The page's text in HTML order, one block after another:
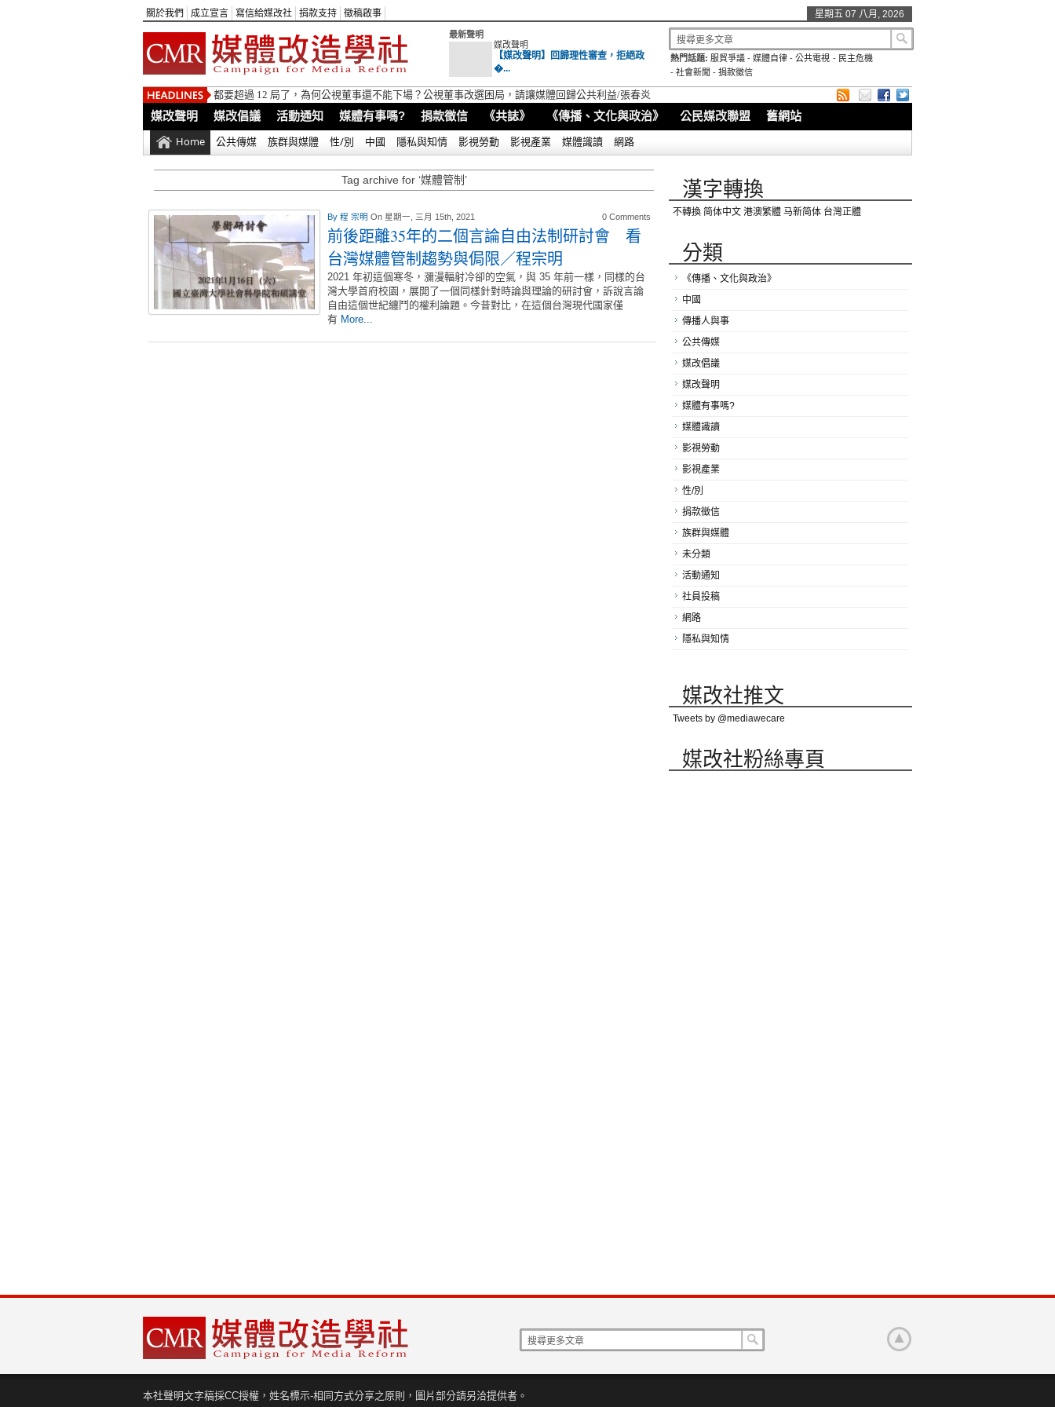
關於我們 成立宣言 寫信給媒改社 捐款支持 徵稿啟事 星期五 07 八月, 2026
最新聲明
媒改聲明
【媒改聲明】回歸理性審查，拒絕政
�...
熱門話題: 服貿爭議 -媒體自律 -公共電視 - 民主危機
- 社會新聞 - 捐款徵信
都要超過 12 局了，為何公視董事還不能下場？公視董事改選困局，請讓媒體回歸公共利益/張春炎
媒改聲明 媒改倡議 活動通知 媒體有事嗎? 捐款徵信 《共誌》 《傳播、文化與政治》 公民媒改聯盟 舊網站
Home 公共傳媒 族群與媒體 性/別 中國 隱私與知情 影視勞動 影視產業 媒體識讀 網路
Tag archive for ‘媒體管制’
By 程 宗明 On 星期一, 三月 15th, 2021 0 Comments
前後距離35年的二個言論自由法制研討會 看
台灣媒體管制趨勢與侷限／程宗明
2021 年初這個寒冬，瀰漫輻射冷卻的空氣，與 35 年前一樣，同樣的台
灣大學首府校園，展開了一個同樣針對時論與理論的研討會，訴說言論
自由這個世紀纏鬥的權利論題。今昔對比，在這個台灣現代國家僅
有 More...
漢字轉換
不轉換 简体中文 港澳繁體 马新简体 台灣正體
分類
《傳播、文化與政治》
中國
傳播人與事
公共傳媒
媒改倡議
媒改聲明
媒體有事嗎?
媒體識讀
影視勞動
影視產業
性/別
捐款徵信
族群與媒體
未分類
活動通知
社員投稿
網路
隱私與知情
媒改社推文
Tweets by @mediawecare
媒改社粉絲專頁
本社聲明文字稿採CC授權，姓名標示-相同方式分享之原則，圖片部分請另洽提供者。